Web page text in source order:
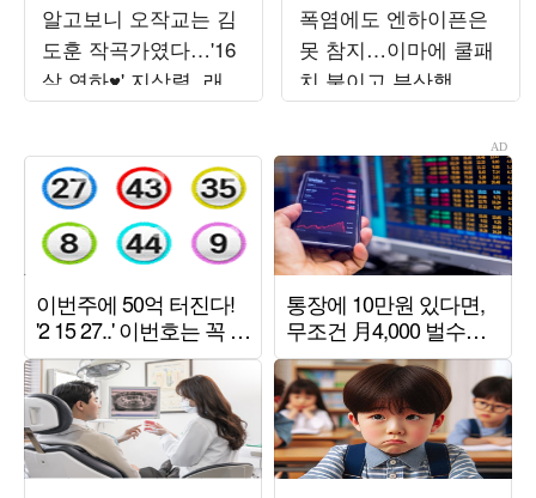
알고보니 오작교는 김
도훈 작곡가였다…'16
살 연하♥' 지상렬, 래퍼
와 만남 성사 ('살림남')
폭염에도 엔하이픈은
못 참지…이마에 쿨패
치 붙이고 부산행
[TEN현장]